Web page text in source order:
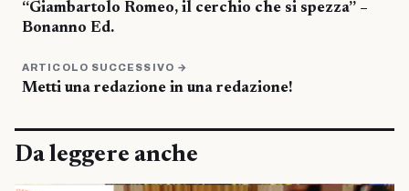
“Giambartolo Romeo, il cerchio che si spezza” –
Bonanno Ed.
ARTICOLO SUCCESSIVO →
Metti una redazione in una redazione!
Da leggere anche